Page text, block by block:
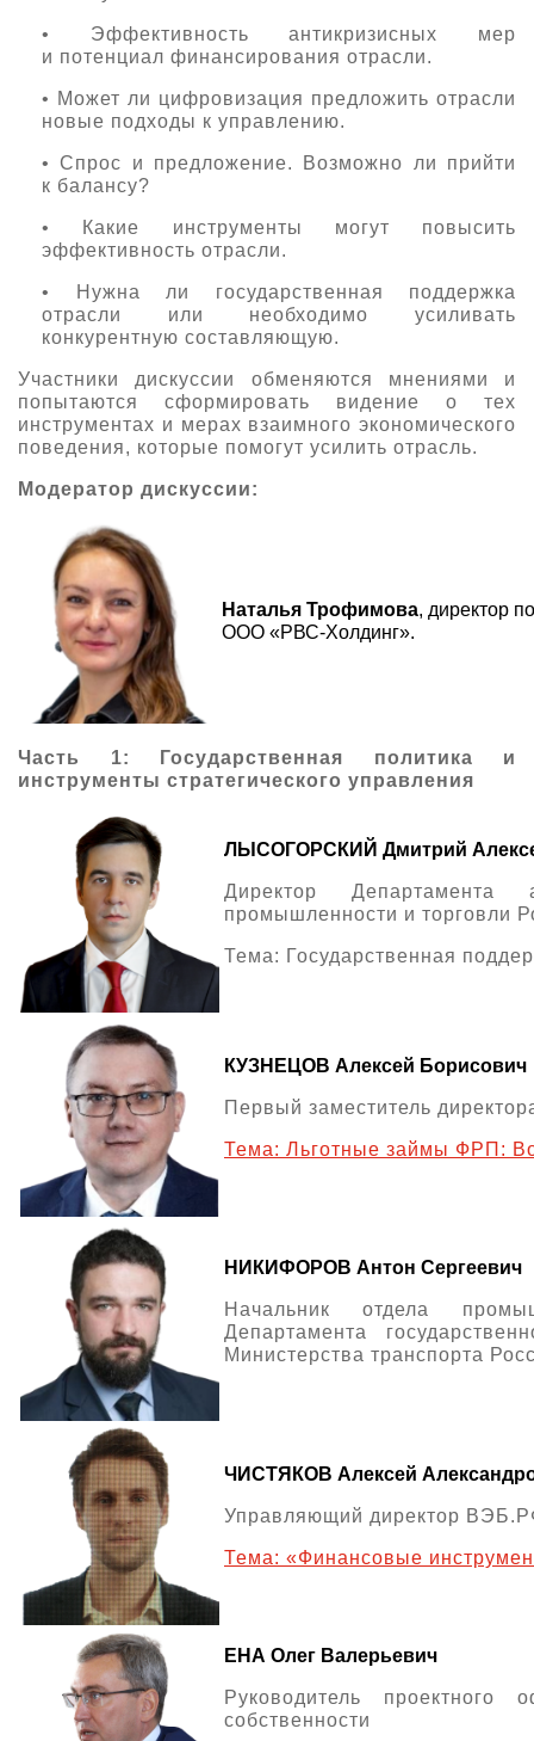
Пресс-релизы
• Эффективность антикризисных мер
и потенциал финансирования отрасли.
• Может ли цифровизация предложить отрасли
новые подходы к управлению.
• Спрос и предложение. Возможно ли прийти
к балансу?
• Какие инструменты могут повысить
эффективность отрасли.
• Нужна ли государственная поддержка
отрасли или необходимо усиливать
конкурентную составляющую.
Участники дискуссии обменяются мнениями и
попытаются сформировать видение о тех
инструментах и мерах взаимного экономического
поведения, которые помогут усилить отрасль.
Модератор дискуссии:
Наталья Трофимова, директор
ООО «РВС-Холдинг».
Часть 1: Государственная политика и
инструменты стратегического управления
ЛЫСОГОРСКИЙ Дмитрий
Директор Департамента
промышленности и торговли
Тема: Государственная
КУЗНЕЦОВ Алексей Борисович
Первый заместитель
Тема: Льготные займы ФРП:
НИКИФОРОВ Антон Сергеевич
Начальник отдела
Департамента
Министерства транспорта
ЧИСТЯКОВ Алексей
Управляющий директор
Тема: «Финансовые
ЕНА Олег Валерьевич
Руководитель проектного
собственности